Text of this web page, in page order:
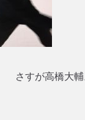
さすが高橋大